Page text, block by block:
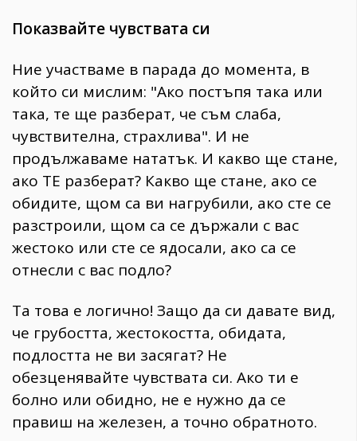
Показвайте чувствата си
Ние участваме в парада до момента, в
който си мислим: "Ако постъпя така или
така, те ще разберат, че съм слаба,
чувствителна, страхлива". И не
продължаваме нататък. И какво ще стане,
ако ТЕ разберат? Какво ще стане, ако се
обидите, щом са ви нагрубили, ако сте се
разстроили, щом са се държали с вас
жестоко или сте се ядосали, ако са се
отнесли с вас подло?
Та това е логично! Защо да си давате вид,
че грубостта, жестокостта, обидата,
подлостта не ви засягат? Не
обезценявайте чувствата си. Ако ти е
болно или обидно, не е нужно да се
правиш на железен, а точно обратното.